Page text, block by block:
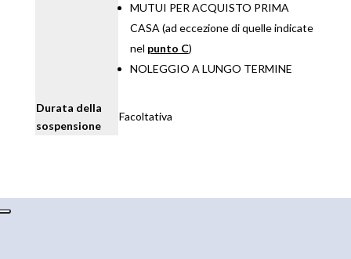
MUTUI PER ACQUISTO PRIMA
CASA (ad eccezione di quelle indicate
nel punto C)
NOLEGGIO A LUNGO TERMINE
Durata della
sospensione
Facoltativa